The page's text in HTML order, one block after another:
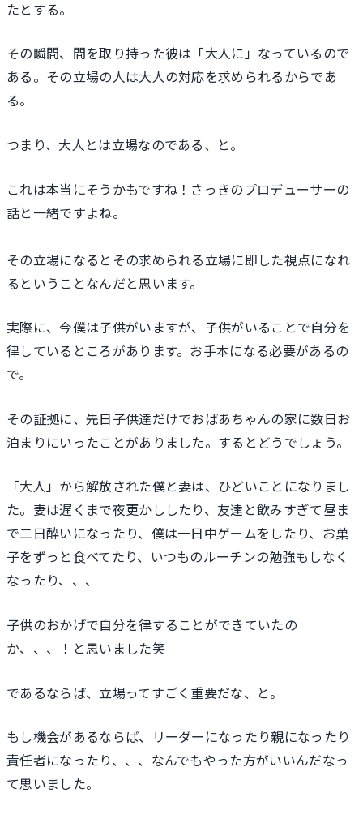
たとする。
その瞬間、間を取り持った彼は「大人に」なっているので
ある。その立場の人は大人の対応を求められるからであ
る。
つまり、大人とは立場なのである、と。
これは本当にそうかもですね！さっきのプロデューサーの
話と一緒ですよね。
その立場になるとその求められる立場に即した視点になれ
るということなんだと思います。
実際に、今僕は子供がいますが、子供がいることで自分を
律しているところがあります。お手本になる必要があるの
で。
その証拠に、先日子供達だけでおばあちゃんの家に数日お
泊まりにいったことがありました。するとどうでしょう。
「大人」から解放された僕と妻は、ひどいことになりまし
た。妻は遅くまで夜更かししたり、友達と飲みすぎて昼ま
で二日酔いになったり、僕は一日中ゲームをしたり、お菓
子をずっと食べてたり、いつものルーチンの勉強もしなく
なったり、、、
子供のおかげで自分を律することができていたの
か、、、！と思いました笑
であるならば、立場ってすごく重要だな、と。
もし機会があるならば、リーダーになったり親になったり
責任者になったり、、、なんでもやった方がいいんだなっ
て思いました。